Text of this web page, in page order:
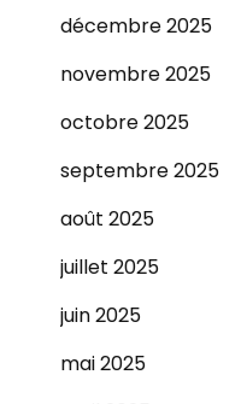
décembre 2025
novembre 2025
octobre 2025
septembre 2025
août 2025
juillet 2025
juin 2025
mai 2025